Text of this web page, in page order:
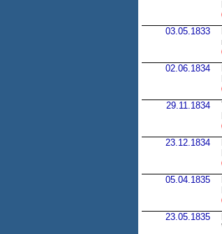
03.05.1833
02.06.1834
29.11.1834
23.12.1834
05.04.1835
23.05.1835